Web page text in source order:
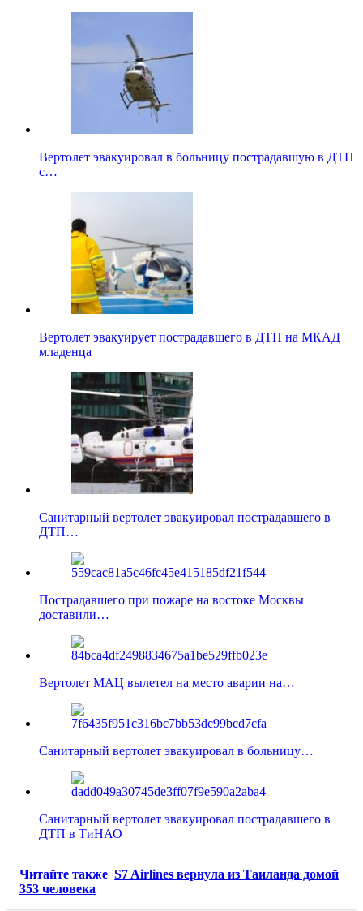
Вертолет эвакуировал в больницу пострадавшую в ДТП
с…
Вертолет эвакуирует пострадавшего в ДТП на МКАД
младенца
Санитарный вертолет эвакуировал пострадавшего в
ДТП…
Пострадавшего при пожаре на востоке Москвы
доставили…
Вертолет МАЦ вылетел на место аварии на…
Санитарный вертолет эвакуировал в больницу…
Санитарный вертолет эвакуировал пострадавшего в
ДТП в ТиНАО
Читайте также S7 Airlines вернула из Таиланда домой
353 человека